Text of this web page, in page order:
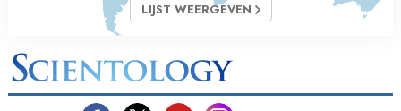
LIJST WEERGEVEN